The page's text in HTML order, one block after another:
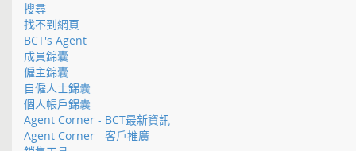
搜尋
找不到網頁
BCT's Agent
成員錦囊
僱主錦囊
自僱人士錦囊
個人帳戶錦囊
Agent Corner - BCT最新資訊
Agent Corner - 客戶推廣